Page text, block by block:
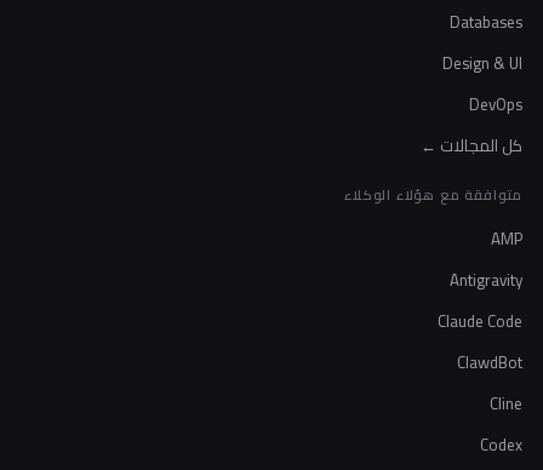
Databases
Design & UI
DevOps
كل المجالات ←
متوافقة مع هؤلاء الوكلاء
AMP
Antigravity
Claude Code
ClawdBot
Cline
Codex